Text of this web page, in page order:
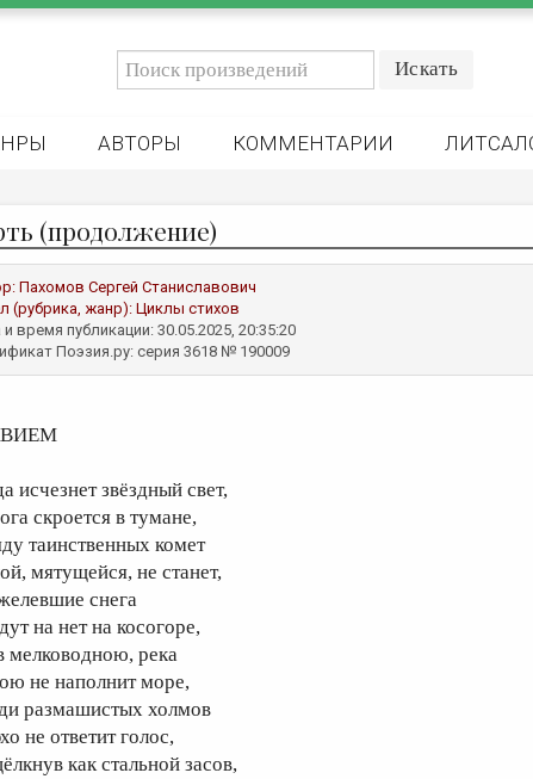
АВТОРЫ КОММЕНТАРИИ
(продолжение)
Пахомов Сергей Станиславович
(рубрика, жанр):Циклы стихов
время публикации: 30.05.2025, 20:35:20
Поэзия.ру: серия 3618 № 190009
исчезнет звёздный свет,
скроется в тумане,
таинственных комет
мятущейся, не станет,
снега
на нет на косогоре,
мелководною, река
не наполнит море,
размашистых холмов
не ответит голос,
как стальной засов,